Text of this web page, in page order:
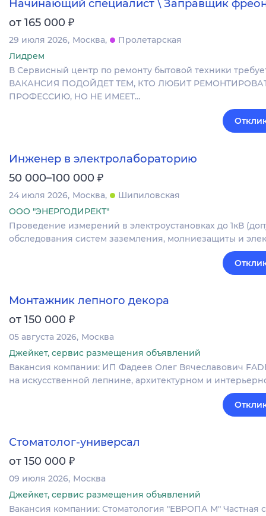
Начинающий специалист \ Заправщик
от 165 000 ₽
29 июля 2026 Москва
Пролетарская
Лидрем
В Сервисный центр по ремонту бытовой техники
ВАКАНСИЯ ПОДОЙДЕТ ТЕМ, КТО ЛЮБИТ
ПРОФЕССИЮ, НО НЕ ИМЕЕТ…
Инженер в электролабораторию
50 000–100 000 ₽
24 июля 2026 Москва
Шипиловская
ООО "ЭНЕРГОДИРЕКТ"
Проведение измерений в электроустановках до 1кВ
обследования систем заземления, молниезащиты и
Монтажник лепного декора
от 150 000 ₽
05 августа 2026 Москва
Джейкет, сервис размещения объявлений
Вакансия компании: ИП Фадеев Олег Вячеславович
на искусственной лепнине, архитектурном и
Стоматолог-универсал
от 150 000 ₽
09 июля 2026 Москва
Джейкет, сервис размещения объявлений
Вакансия компании: Стоматология "ЕВРОПА М" Частная